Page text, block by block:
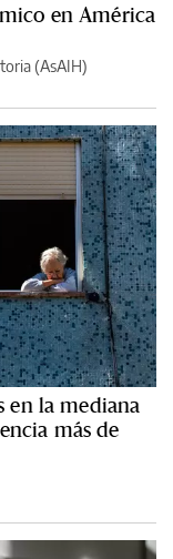
en América
(AsAIH)
la mediana
más de